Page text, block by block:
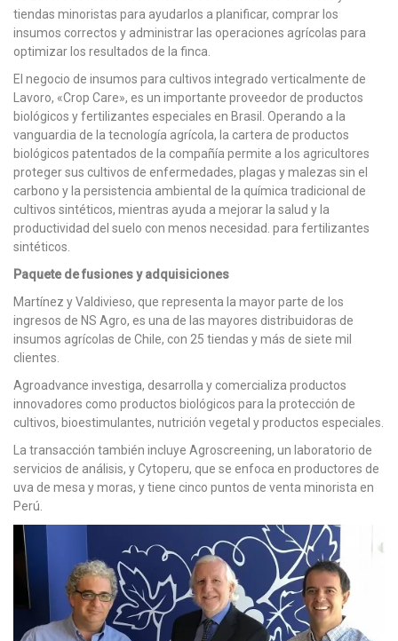
tiendas minoristas para ayudarlos a planificar, comprar los
insumos correctos y administrar las operaciones agrícolas para
optimizar los resultados de la finca.
El negocio de insumos para cultivos integrado verticalmente de
Lavoro, «Crop Care», es un importante proveedor de productos
biológicos y fertilizantes especiales en Brasil. Operando a la
vanguardia de la tecnología agrícola, la cartera de productos
biológicos patentados de la compañía permite a los agricultores
proteger sus cultivos de enfermedades, plagas y malezas sin el
carbono y la persistencia ambiental de la química tradicional de
cultivos sintéticos, mientras ayuda a mejorar la salud y la
productividad del suelo con menos necesidad. para fertilizantes
sintéticos.
Paquete de fusiones y adquisiciones
Martínez y Valdivieso, que representa la mayor parte de los
ingresos de NS Agro, es una de las mayores distribuidoras de
insumos agrícolas de Chile, con 25 tiendas y más de siete mil
clientes.
Agroadvance investiga, desarrolla y comercializa productos
innovadores como productos biológicos para la protección de
cultivos, bioestimulantes, nutrición vegetal y productos especiales.
La transacción también incluye Agroscreening, un laboratorio de
servicios de análisis, y Cytoperu, que se enfoca en productores de
uva de mesa y moras, y tiene cinco puntos de venta minorista en
Perú.